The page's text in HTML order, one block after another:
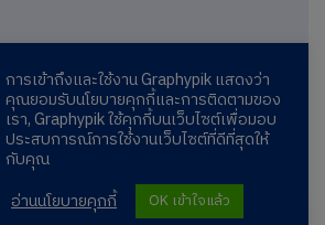
/ Graphics Marketplace
การเข้าถึงและใช้งาน Graphypik แสดงว่า
คุณยอมรับนโยบายคุกกี้และการติดตามของ
เรา, Graphypik ใช้คุกกี้บนเว็บไซต์เพื่อมอบ
ประสบการณ์การใช้งานเว็บไซต์ที่ดีที่สุดให้
กับคุณ
อ่านนโยบายคุกกี้
OK เข้าใจแล้ว